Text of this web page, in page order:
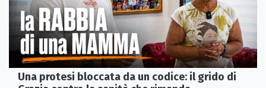
Una protesi bloccata da un codice: il grido di